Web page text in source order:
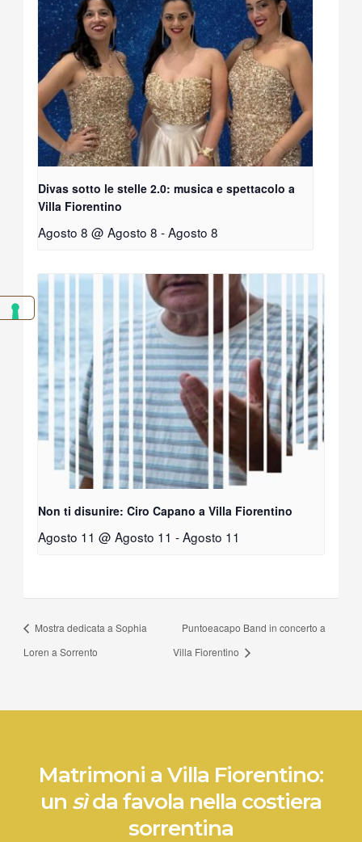
Divas sotto le stelle 2.0: musica e spettacolo a
Villa Fiorentino
Agosto 8 @ Agosto 8 -Agosto 8
Non ti disunire: Ciro Capano a Villa Fiorentino
Agosto 11 @ Agosto 11 -Agosto 11
Mostra dedicata a Sophia
Loren a Sorrento
Puntoeacapo Band in concerto a
Villa Fiorentino
Matrimoni a Villa Fiorentino:
un sìda favola nella costiera
sorrentina